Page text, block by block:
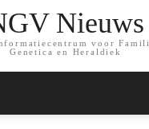
Nieuws
voor
Genetica en Heraldiek